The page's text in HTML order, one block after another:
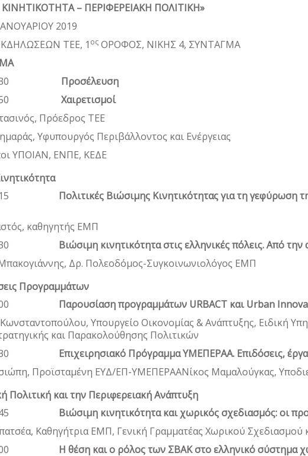
– ΠΕΡΙΦΕΡΕΙΑΚΗ ΠΟΛΙΤΙΚΗ»
2019
ΤΕΕ, 1 ος ΟΡΟΦΟΣ, ΝΙΚΗΣ 4, ΣΥΝΤΑΓΜΑ
16:30 Προσέλευση
16:50 Χαιρετισμοί
Πρόεδρος ΤΕΕ
Υφυπουργός Περιβάλλοντος και Ενέργειας
ΥΠΟΙΑΝ, ΕΝΠΕ, ΚΕΔΕ
17:15 Πολιτικές Βιώσιμης Κινητικότητας για τη γεφύρωση
καθηγητής ΕΜΠ
17:30 Βιώσιμη κινητικότητα στις ελληνικές πόλεις. Από
Δρ. Πολεοδόμος-Συγκοινωνιολόγος ΕΜΠ
Προγραμμάτων
18:00 Παρουσίαση προγραμμάτων URBACT καιUrban
Υπουργείο Οικονομίας & Ανάπτυξης, Ειδική
και Παρακολούθησης Πολιτικών
18:30 Επιχειρησιακό Πρόγραμμα ΥΜΕΠΕΡΑΑ. Επιδόσεις,
Προϊσταμένη ΕΥΔ/ΕΠ-ΥΜΕΠΕΡΑΑΝίκος Μαμαλούγκας,
Πολιτική και την Περιφερειακή Ανάπτυξη
18:45 Βιώσιμη κινητικότητα και χωρικός σχεδιασμός: οι
Καθηγήτρια ΕΜΠ, Γενική Γραμματέας Χωρικού
19:00 Η θέση και ο ρόλος των ΣΒΑΚ στο ελληνικό σύστημα